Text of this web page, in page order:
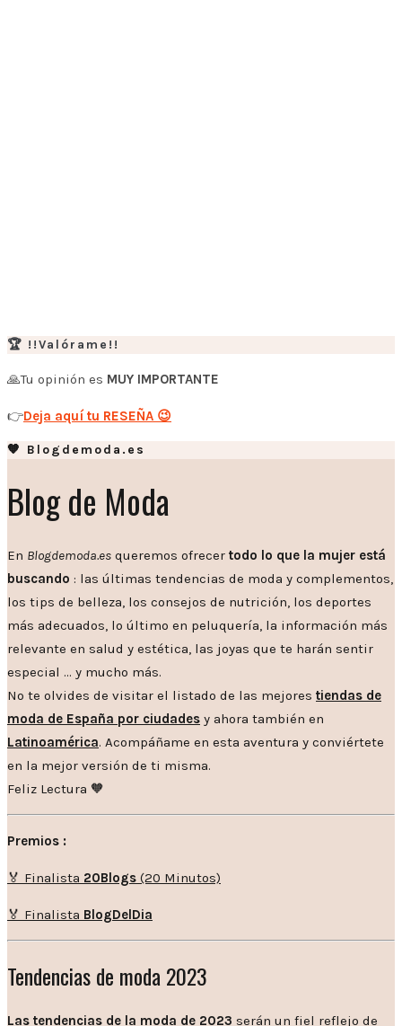
🏆 !!Valórame!!
🙏Tu opinión es MUY IMPORTANTE
👉Deja aquí tu RESEÑA 😉
🧡 Blogdemoda.es
Blog de Moda
En Blogdemoda.es queremos ofrecer todo lo que la mujer está
buscando : las últimas tendencias de moda y complementos,
los tips de belleza, los consejos de nutrición, los deportes
más adecuados, lo último en peluquería, la información más
relevante en salud y estética, las joyas que te harán sentir
especial … y mucho más.
No te olvides de visitar el listado de las mejores tiendas de
moda de España por ciudades y ahora también en
Latinoamérica. Acompáñame en esta aventura y conviértete
en la mejor versión de ti misma.
Feliz Lectura 🧡
Premios :
🏅 Finalista 20Blogs (20 Minutos)
🏅 Finalista BlogDelDia
Tendencias de moda 2023
Las tendencias de la moda de 2023 serán un fiel reflejo de